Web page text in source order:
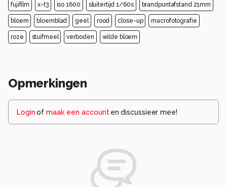
fujifilm x-t3 iso 1600 sluitertijd 1/60s brandpuntafstand 21mm
bloem bloemblad geel rood close-up macrofotografie
roze stuifmeel verboden wilde bloem
Opmerkingen
Loginof maak een account en discussieer mee!